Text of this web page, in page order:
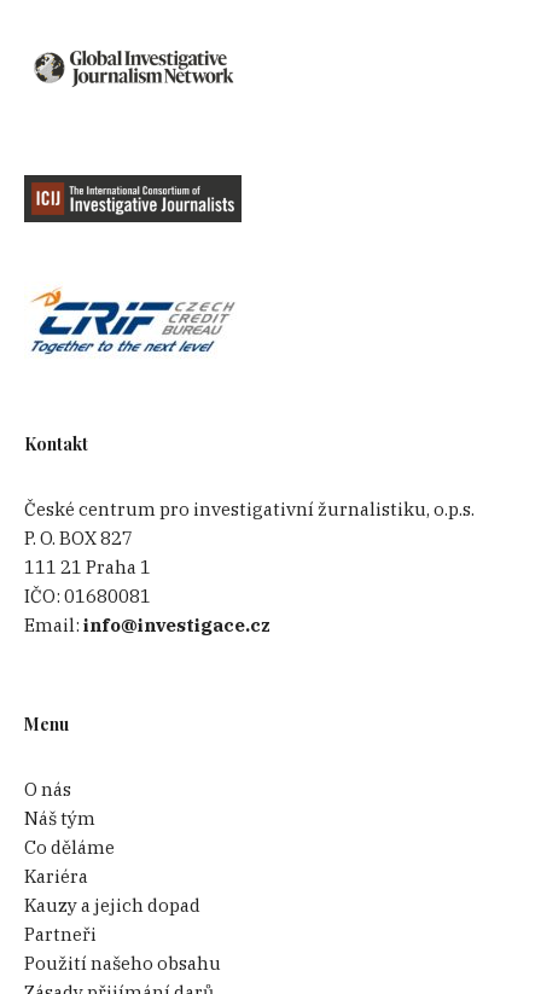
Kontakt
České centrum pro investigativní žurnalistiku, o.p.s.
P. O. BOX 827
111 21 Praha 1
IČO:01680081
Email:info@investigace.cz
Menu
O nás
Náš tým
Co děláme
Kariéra
Kauzy a jejich dopad
Partneři
Použití našeho obsahu